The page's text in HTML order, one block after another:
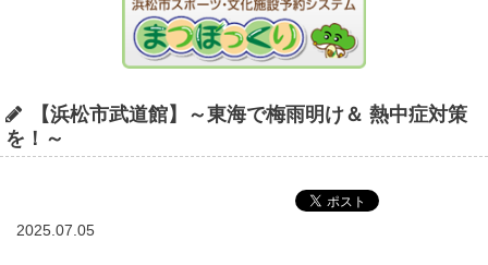
【浜松市武道館】～東海で梅雨明け＆ 熱中症対策
を！～
2025.07.05